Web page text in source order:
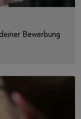
Bewerbung